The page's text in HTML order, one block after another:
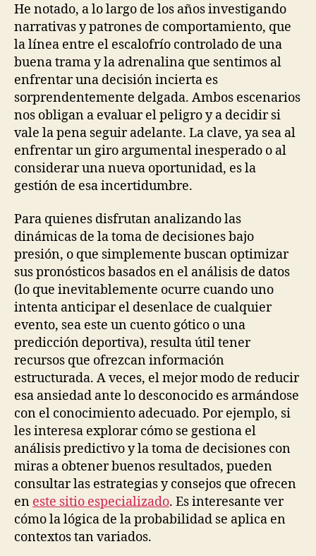
He notado, a lo largo de los años investigando
narrativas y patrones de comportamiento, que
la línea entre el escalofrío controlado de una
buena trama y la adrenalina que sentimos al
enfrentar una decisión incierta es
sorprendentemente delgada. Ambos escenarios
nos obligan a evaluar el peligro y a decidir si
vale la pena seguir adelante. La clave, ya sea al
enfrentar un giro argumental inesperado o al
considerar una nueva oportunidad, es la
gestión de esa incertidumbre.
Para quienes disfrutan analizando las
dinámicas de la toma de decisiones bajo
presión, o que simplemente buscan optimizar
sus pronósticos basados en el análisis de datos
(lo que inevitablemente ocurre cuando uno
intenta anticipar el desenlace de cualquier
evento, sea este un cuento gótico o una
predicción deportiva), resulta útil tener
recursos que ofrezcan información
estructurada. A veces, el mejor modo de reducir
esa ansiedad ante lo desconocido es armándose
con el conocimiento adecuado. Por ejemplo, si
les interesa explorar cómo se gestiona el
análisis predictivo y la toma de decisiones con
miras a obtener buenos resultados, pueden
consultar las estrategias y consejos que ofrecen
en este sitio especializado. Es interesante ver
cómo la lógica de la probabilidad se aplica en
contextos tan variados.